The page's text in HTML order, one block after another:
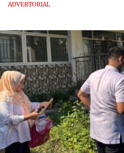
ADVERTORIAL